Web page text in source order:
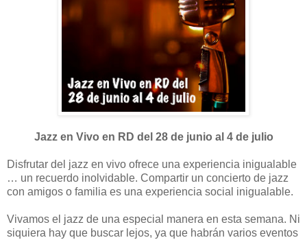
Jazz en Vivo en RD del 28 de junio al 4 de julio
Disfrutar del jazz en vivo ofrece una experiencia inigualable
… un recuerdo inolvidable. Compartir un concierto de jazz
con amigos o familia es una experiencia social inigualable.
Vivamos el jazz de una especial manera en esta semana. Ni
siquiera hay que buscar lejos, ya que habrán varios eventos